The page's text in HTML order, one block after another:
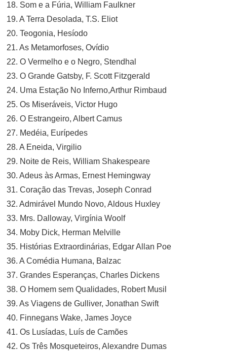
18. Som e a Fúria, William Faulkner
19. A Terra Desolada, T.S. Eliot
20. Teogonia, Hesíodo
21. As Metamorfoses, Ovídio
22. O Vermelho e o Negro, Stendhal
23. O Grande Gatsby, F. Scott Fitzgerald
24. Uma Estação No Inferno,Arthur Rimbaud
25. Os Miseráveis, Victor Hugo
26. O Estrangeiro, Albert Camus
27. Medéia, Eurípedes
28. A Eneida, Virgilio
29. Noite de Reis, William Shakespeare
30. Adeus às Armas, Ernest Hemingway
31. Coração das Trevas, Joseph Conrad
32. Admirável Mundo Novo, Aldous Huxley
33. Mrs. Dalloway, Virgínia Woolf
34. Moby Dick, Herman Melville
35. Histórias Extraordinárias, Edgar Allan Poe
36. A Comédia Humana, Balzac
37. Grandes Esperanças, Charles Dickens
38. O Homem sem Qualidades, Robert Musil
39. As Viagens de Gulliver, Jonathan Swift
40. Finnegans Wake, James Joyce
41. Os Lusíadas, Luís de Camões
42. Os Três Mosqueteiros, Alexandre Dumas